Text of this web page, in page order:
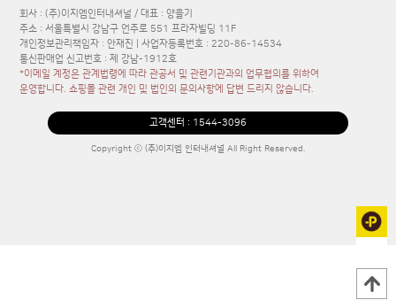
회사 : (주)이지엠인터내셔널 / 대표 : 양을기
주소 : 서울특별시 강남구 언주로 551 프라자빌딩 11F
개인정보관리책임자 : 안재진 | 사업자등록번호 : 220-86-14534
통신판매업 신고번호 : 제 강남-1912호
*이메일 계정은 관계법령에 따라 관공서 및 관련기관과의 업무협의를 위하여
운영합니다. 쇼핑몰 관련 개인 및 법인의 문의사항에 답변 드리지 않습니다.
고객센터 : 1544-3096
Copyright ⓒ (주)이지엠 인터내셔널 All Right Reserved.